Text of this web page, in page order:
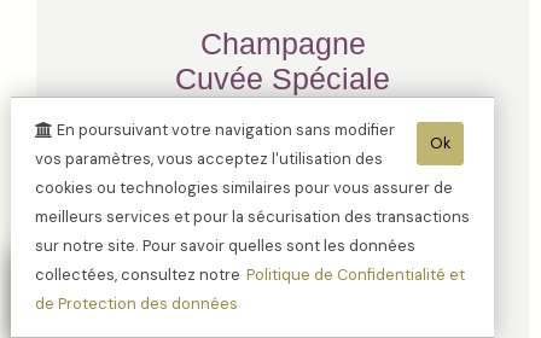
Champagne
Cuvée Spéciale
Or
Ok
En poursuivant votre navigation sans modifier
vos paramètres, vous acceptez l'utilisation des
cookies ou technologies similaires pour vous assurer de
meilleurs services et pour la sécurisation des transactions
sur notre site. Pour savoir quelles sont les données
collectées, consultez notre Politique de Confidentialité et
de Protection des données